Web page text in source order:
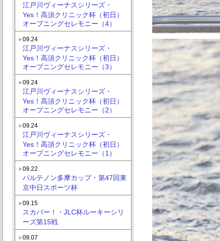
江戸川ヴィーナスシリーズ・
Yes！高須クリニック杯（初日）
オープニングセレモニー（4）
09.24
江戸川ヴィーナスシリーズ・
Yes！高須クリニック杯（初日）
オープニングセレモニー（3）
09.24
江戸川ヴィーナスシリーズ・
Yes！高須クリニック杯（初日）
オープニングセレモニー（2）
09.24
江戸川ヴィーナスシリーズ・
Yes！高須クリニック杯（初日）
オープニングセレモニー（1）
09.22
パルテノン多摩カップ・第47回東
京中日スポーツ杯
09.15
スカパー！・JLC杯ルーキーシリ
ーズ第15戦
09.07